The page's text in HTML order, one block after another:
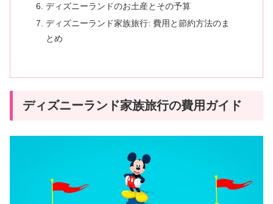
ディズニーランドのお土産とその予算
ディズニーランド家族旅行: 費用と節約方法のま
とめ
ディズニーランド家族旅行の費用ガイド